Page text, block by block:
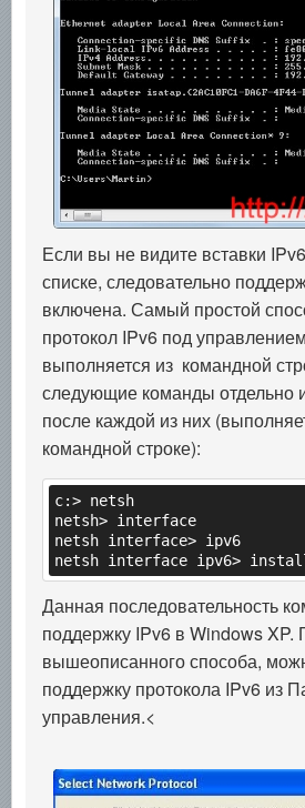
Если вы не видите вставки
списке, следовательно
включена. Самый простой
протокол IPv6 под
выполняется из командной
следующие команды отдельно
после каждой из них
командной строке):
c:> netsh
netsh> interface
netsh interface> ipv6
netsh interface ipv6>
Данная последовательность
поддержку IPv6 в Windows
вышеописанного способа,
поддержку протокола IPv6 из
управления.<